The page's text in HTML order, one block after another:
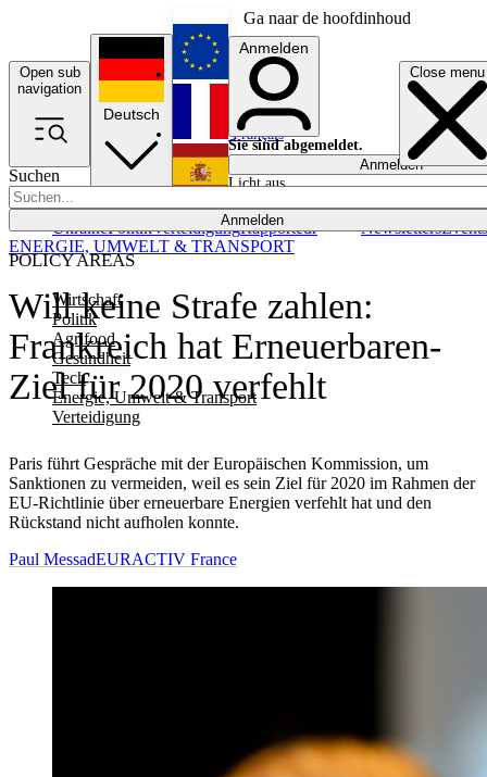
Ga naar de hoofdinhoud
Open sub
navigation
Close menu
Suchen
Anmelden
POLICY AREAS
Wirtschaft
Politik
Agrifood
Gesundheit
Tech
Energie, Umwelt & Transport
Verteidigung
UkrainePolitikVerteidigungRapporteur NewslettersEvents
Deutsch
English
Français
Anmelden
Sie sind abgemeldet.
Anmelden
Licht aus
Will keine Strafe zahlen:
Frankreich hat Erneuerbaren-
Ziel für 2020 verfehlt
Paris führt Gespräche mit der Europäischen Kommission, um
Sanktionen zu vermeiden, weil es sein Ziel für 2020 im Rahmen der
EU-Richtlinie über erneuerbare Energien verfehlt hat und den
Rückstand nicht aufholen konnte.
ENERGIE, UMWELT & TRANSPORT
Paul MessadEURACTIV France